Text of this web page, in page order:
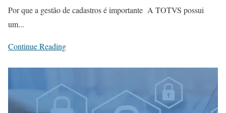
Por que a gestão de cadastros é importante A TOTVS possui
um...
Continue Reading